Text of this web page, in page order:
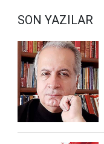
SON YAZILAR